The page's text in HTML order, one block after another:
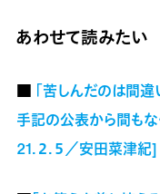
あわせて読みたい
■ 「苦しんだのは間違
手記の公表から間も
21.２.５／安田菜津紀]